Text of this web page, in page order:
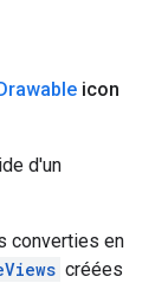
icon
d'un
converties en
créées